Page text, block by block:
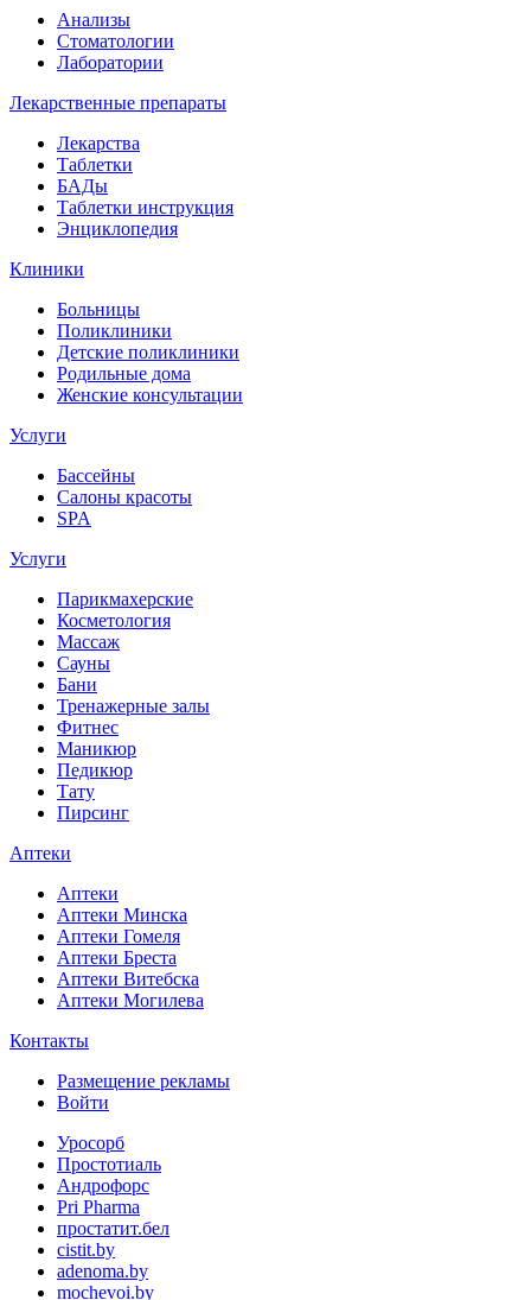
Анализы
Стоматологии
Лаборатории
Лекарственные препараты
Лекарства
Таблетки
БАДы
Таблетки инструкция
Энциклопедия
Клиники
Больницы
Поликлиники
Детские поликлиники
Родильные дома
Женские консультации
Услуги
Бассейны
Салоны красоты
SPA
Услуги
Парикмахерские
Косметология
Массаж
Сауны
Бани
Тренажерные залы
Фитнес
Маникюр
Педикюр
Тату
Пирсинг
Аптеки
Аптеки
Аптеки Минска
Аптеки Гомеля
Аптеки Бреста
Аптеки Витебска
Аптеки Могилева
Контакты
Размещение рекламы
Войти
Уросорб
Простотиаль
Андрофорс
Pri Pharma
простатит.бел
cistit.by
adenoma.by
mochevoi.by